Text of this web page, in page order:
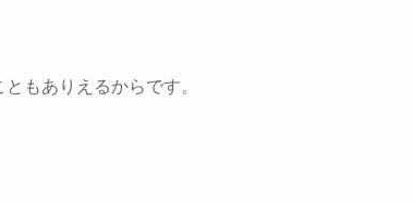
ともありえるからです。